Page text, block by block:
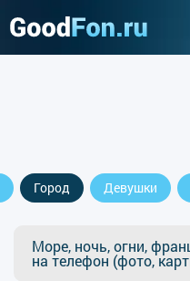
Город Девушки
Море, ночь, огни,
на телефон (фото,